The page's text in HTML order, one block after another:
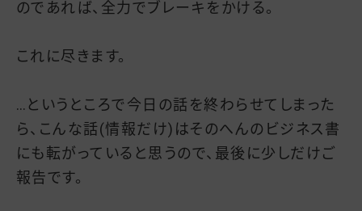
のであれば、全力でブレーキをかける。
これに尽きます。
…というところで今日の話を終わらせてしまった
ら、こんな話(情報だけ)はそのへんのビジネス書
にも転がっていると思うので、最後に少しだけご
報告です。